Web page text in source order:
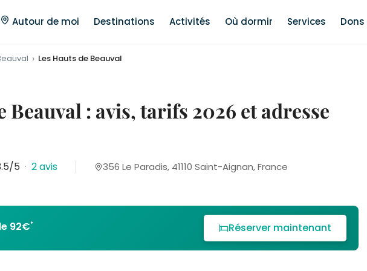
Autour de moi Destinations Activités Où dormir Services
Les Hauts de Beauval
Beauval : avis, tarifs 2026 et adresse
5 · 2 avis 356 Le Paradis, 41110 Saint-Aignan, France
92€* Réserver maintenant